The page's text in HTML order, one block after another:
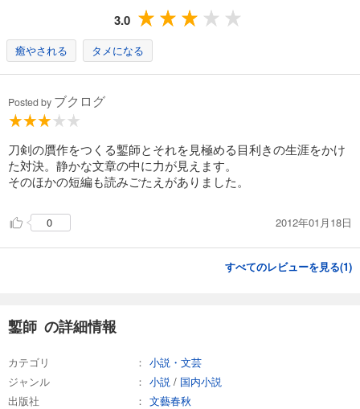
3.0
癒やされる タメになる
Posted by ブクログ
刀剣の贋作をつくる鏨師とそれを見極める目利きの生涯をかけ
た対決。静かな文章の中に力が見えます。
そのほかの短編も読みごたえがありました。
0 2012年01月18日
すべてのレビューを見る(1)
鏨師 の詳細情報
カテゴリ
小説・文芸
ジャンル
小説 / 国内小説
出版社
文藝春秋